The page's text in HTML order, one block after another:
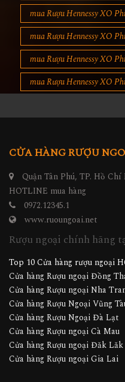
mua Rượu Hennessy XO
mua Rượu Hennessy XO
mua Rượu Hennessy XO
mua Rượu Hennessy XO
CỬA HÀNG RƯỢU
Quận Tân Phú, TP. Hồ
HOTLINE mua hàng
0972.12345.1
www.ruoungoai.net
Rượu ngoại chính hãng
Top 10 Cửa hàng rượu ngoại
Cửa hàng Rượu ngoại Đồng
Cửa hàng Rượu ngoại Nha
Cửa hàng Rượu Ngoại Vũng
Cửa hàng Rượu Ngoại Đà Lạt
Cửa hàng Rượu ngoại Cà Mau
Cửa hàng Rượu ngoại Đăk Lăk
Cửa hàng Rượu ngoại Gia Lai